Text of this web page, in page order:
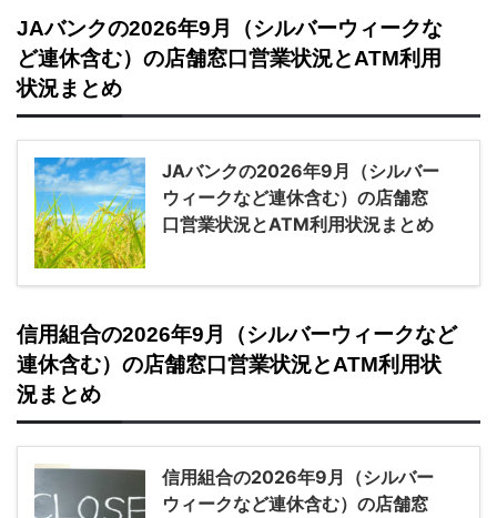
JAバンクの2026年9月（シルバーウィークな
ど連休含む）の店舗窓口営業状況とATM利用
状況まとめ
JAバンクの2026年9月（シルバー
ウィークなど連休含む）の店舗窓
口営業状況とATM利用状況まとめ
信用組合の2026年9月（シルバーウィークなど
連休含む）の店舗窓口営業状況とATM利用状
況まとめ
信用組合の2026年9月（シルバー
ウィークなど連休含む）の店舗窓